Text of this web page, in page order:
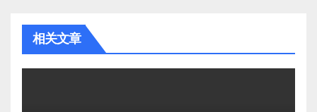
相关文章